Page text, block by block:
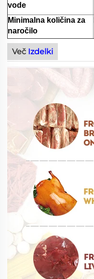
vode
Minimalna količina za
naročilo
Več Izdelki